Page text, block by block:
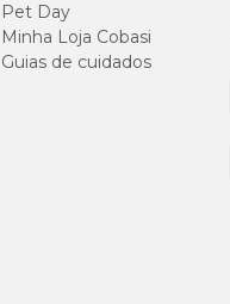
Pet Day
Minha Loja Cobasi
Guias de cuidados